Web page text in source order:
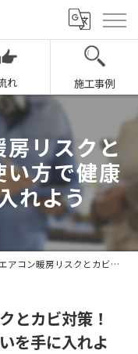
れ 施工事例
リスクと
い方で健康
れよう
スクとカビ対策！適切な使い方で健康な住まいを手に入れよう
とカビ対策！
を手に入れよ